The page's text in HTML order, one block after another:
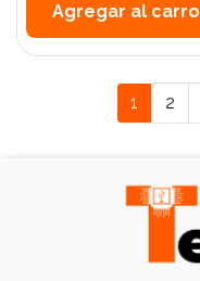
Agregar al carro
1 2